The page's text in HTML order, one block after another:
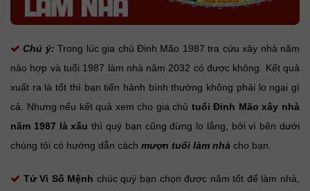
Chú ý: Trong lúc gia chủ Đinh Mão 1987 tra cứu xây nhà năm
nào hợp và tuổi 1987 làm nhà năm 2032 có được không. Kết quả
xuất ra là tốt thì bạn tiến hành bình thường không phải lo ngại gì
cả. Nhưng nếu kết quả xem cho gia chủ tuổi Đinh Mão xây nhà
năm 1987 là xấu thì quý bạn cũng đừng lo lắng, bởi vì bên dưới
chúng tôi có hướng dẫn cách mượn tuổi làm nhà cho bạn.
Tử Vi Số Mệnh chúc quý bạn chọn được năm tốt để làm nhà,